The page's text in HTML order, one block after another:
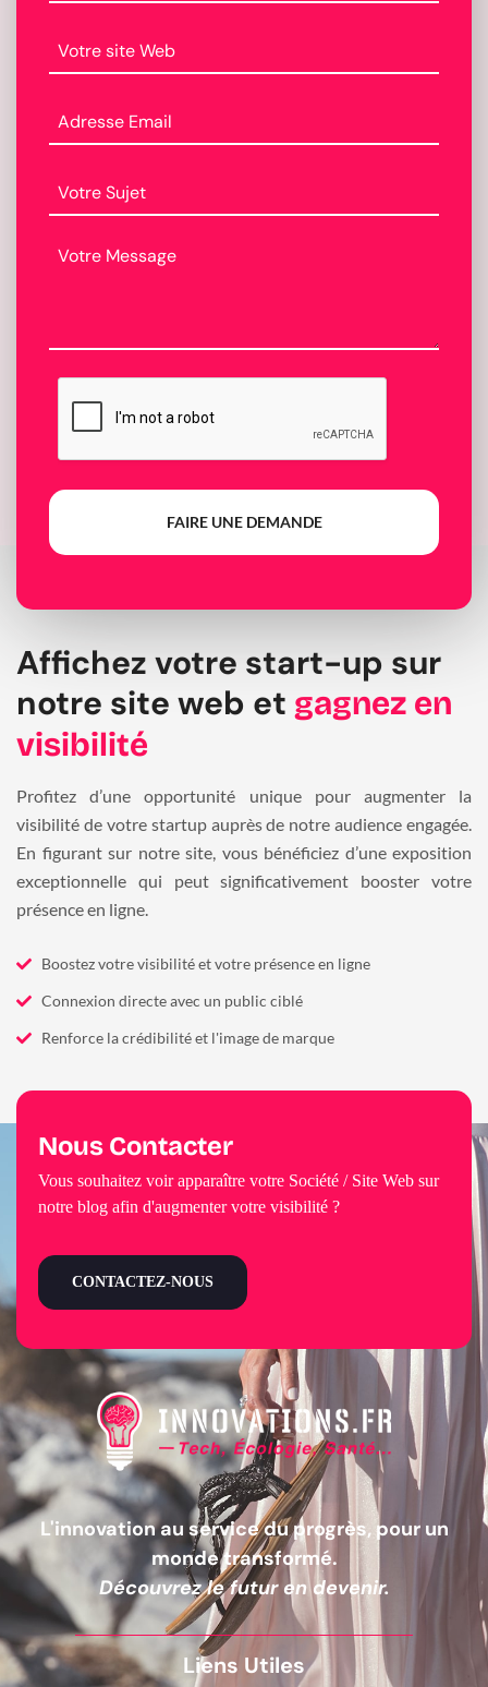
FAIRE UNE DEMANDE
Affichez votre start-up sur
notre site web et gagnez en
visibilité
Profitez d’une opportunité unique pour augmenter la
visibilité de votre startup auprès de notre audience engagée.
En figurant sur notre site, vous bénéficiez d’une exposition
exceptionnelle qui peut significativement booster votre
présence en ligne.
Boostez votre visibilité et votre présence en ligne
Connexion directe avec un public ciblé
Renforce la crédibilité et l'image de marque
L'innovation au service du progrès, pour un
monde transformé.
Découvrez le futur en devenir.
Liens Utiles
Nous Contacter
Vous souhaitez voir apparaître votre Société / Site Web sur
notre blog afin d'augmenter votre visibilité ?
CONTACTEZ-NOUS